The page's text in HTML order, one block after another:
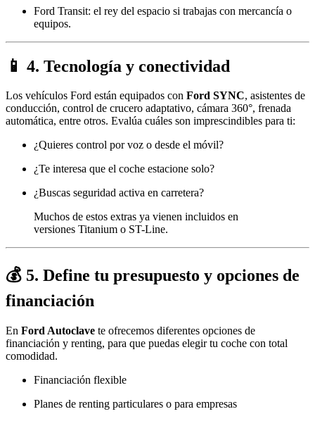
Ford Transit: el rey del espacio si trabajas con mercancía o
equipos.
📱 4. Tecnología y conectividad
Los vehículos Ford están equipados con Ford SYNC, asistentes de
conducción, control de crucero adaptativo, cámara 360°, frenada
automática, entre otros. Evalúa cuáles son imprescindibles para ti:
¿Quieres control por voz o desde el móvil?
¿Te interesa que el coche estacione solo?
¿Buscas seguridad activa en carretera?
Muchos de estos extras ya vienen incluidos en
versiones Titanium o ST-Line.
💰 5. Define tu presupuesto y opciones de
financiación
En Ford Autoclave te ofrecemos diferentes opciones de
financiación y renting, para que puedas elegir tu coche con total
comodidad.
Financiación flexible
Planes de renting particulares o para empresas